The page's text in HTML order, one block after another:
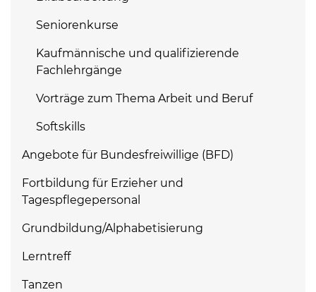
Seniorenkurse
Kaufmännische und qualifizierende
Fachlehrgänge
Vorträge zum Thema Arbeit und Beruf
Softskills
Angebote für Bundesfreiwillige (BFD)
Fortbildung für Erzieher und
Tagespflegepersonal
Grundbildung/Alphabetisierung
Lerntreff
Tanzen